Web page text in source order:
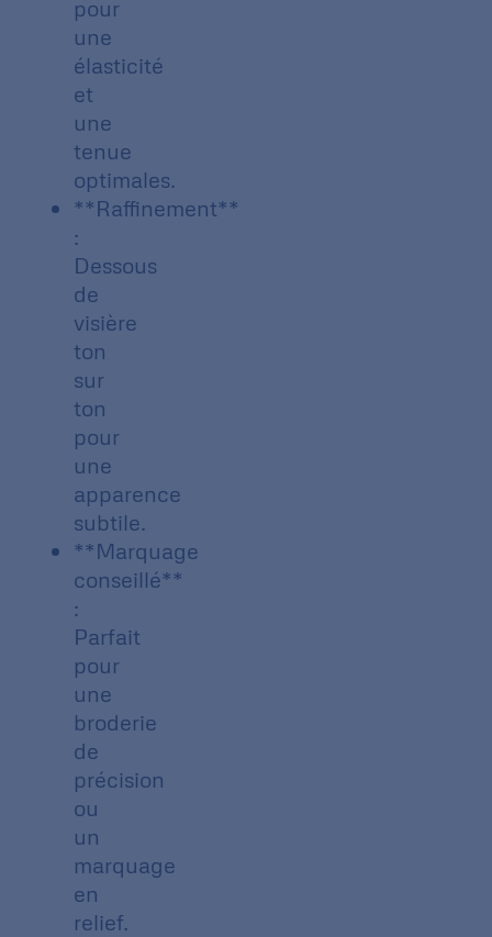
pour
une
élasticité
et
une
tenue
optimales.
**Raffinement**
:
Dessous
de
visière
ton
sur
ton
pour
une
apparence
subtile.
**Marquage
conseillé**
:
Parfait
pour
une
broderie
de
précision
ou
un
marquage
en
relief.